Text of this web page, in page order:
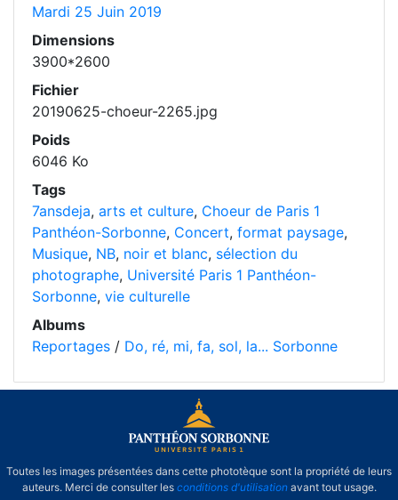
Mardi 25 Juin 2019
Dimensions
3900*2600
Fichier
20190625-choeur-2265.jpg
Poids
6046 Ko
Tags
7ansdeja, arts et culture, Choeur de Paris 1
Panthéon-Sorbonne, Concert, format paysage,
Musique, NB, noir et blanc, sélection du
photographe, Université Paris 1 Panthéon-
Sorbonne, vie culturelle
Albums
Reportages / Do, ré, mi, fa, sol, la... Sorbonne
Toutes les images présentées dans cette phototèque sont la propriété de leurs
auteurs. Merci de consulter les conditions d'utilisationavant tout usage.